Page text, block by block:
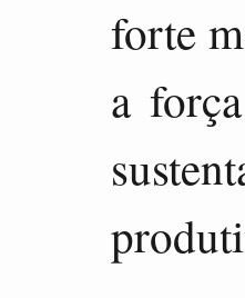
forte
a